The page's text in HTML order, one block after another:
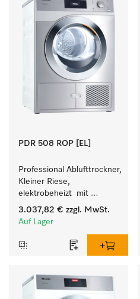
PDR 508 ROP [EL]
Professional Ablufttrockner,
Kleiner Riese,
elektrobeheizt  mit
besonders kurzen
Programmlaufzeiten.
3.037,82 € zzgl. MwSt.
Auf Lager